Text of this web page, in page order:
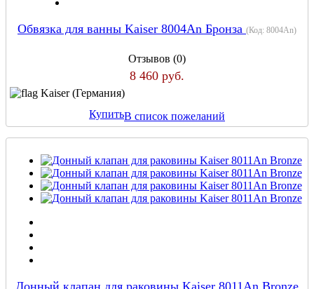
Обвязка для ванны Kaiser 8004An Бронза (Код: 8004An)
Отзывов (0)
8 460 руб.
Kaiser (Германия)
КупитьВ список пожеланий
Донный клапан для раковины Kaiser 8011An Bronze